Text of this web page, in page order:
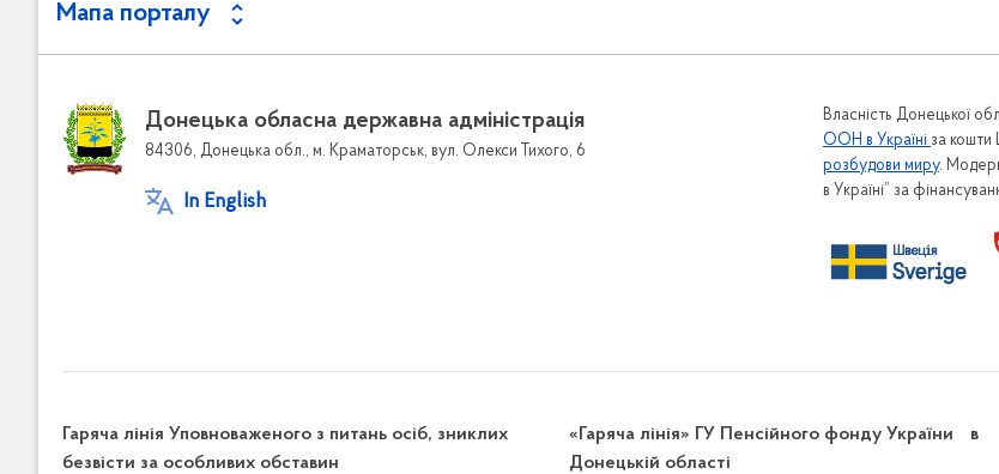
Мапа порталу
Донецька обласна державна адміністрація
84306, Донецька обл., м. Краматорськ, вул. Олекси Тихого, 6
In English
Власність Донецької
ООН в Україні за кошти
розбудови миру.
в Україні” за
Гаряча лінія Уповноваженого з питань осіб, зниклих
безвісти за особливих обставин
«Гаряча лінія» ГУ Пенсійного фонду України в
Донецькій області